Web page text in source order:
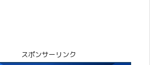
スポンサーリンク